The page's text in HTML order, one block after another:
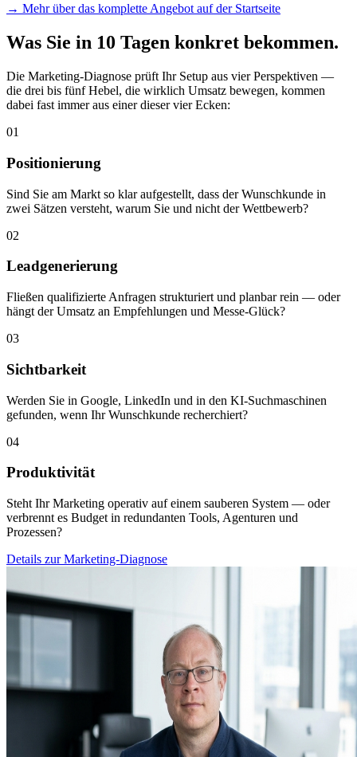
→ Mehr über das komplette Angebot auf der Startseite
Was Sie in 10 Tagen konkret bekommen.
Die Marketing-Diagnose prüft Ihr Setup aus vier Perspektiven —
die drei bis fünf Hebel, die wirklich Umsatz bewegen, kommen
dabei fast immer aus einer dieser vier Ecken:
01
Positionierung
Sind Sie am Markt so klar aufgestellt, dass der Wunschkunde in
zwei Sätzen versteht, warum Sie und nicht der Wettbewerb?
02
Leadgenerierung
Fließen qualifizierte Anfragen strukturiert und planbar rein — oder
hängt der Umsatz an Empfehlungen und Messe-Glück?
03
Sichtbarkeit
Werden Sie in Google, LinkedIn und in den KI-Suchmaschinen
gefunden, wenn Ihr Wunschkunde recherchiert?
04
Produktivität
Steht Ihr Marketing operativ auf einem sauberen System — oder
verbrennt es Budget in redundanten Tools, Agenturen und
Prozessen?
Details zur Marketing-Diagnose